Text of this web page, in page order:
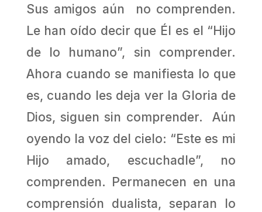
Sus amigos aún no comprenden.
Le han oído decir que Él es el “Hijo
de lo humano”, sin comprender.
Ahora cuando se manifiesta lo que
es, cuando les deja ver la Gloria de
Dios, siguen sin comprender. Aún
oyendo la voz del cielo: “Este es mi
Hijo amado, escuchadle”, no
comprenden. Permanecen en una
comprensión dualista, separan lo